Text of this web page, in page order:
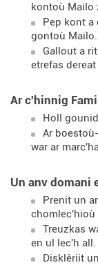
kontoù Mailo
Pep kont a
gontoù Mailo.
Gallout a
etrefas
Ar c'hinnig
Holl
Ar
war ar
Un anv domani
Prenit un
chomlec'hioù
Treuzkas
en ul lec'h all.
Disklêriit